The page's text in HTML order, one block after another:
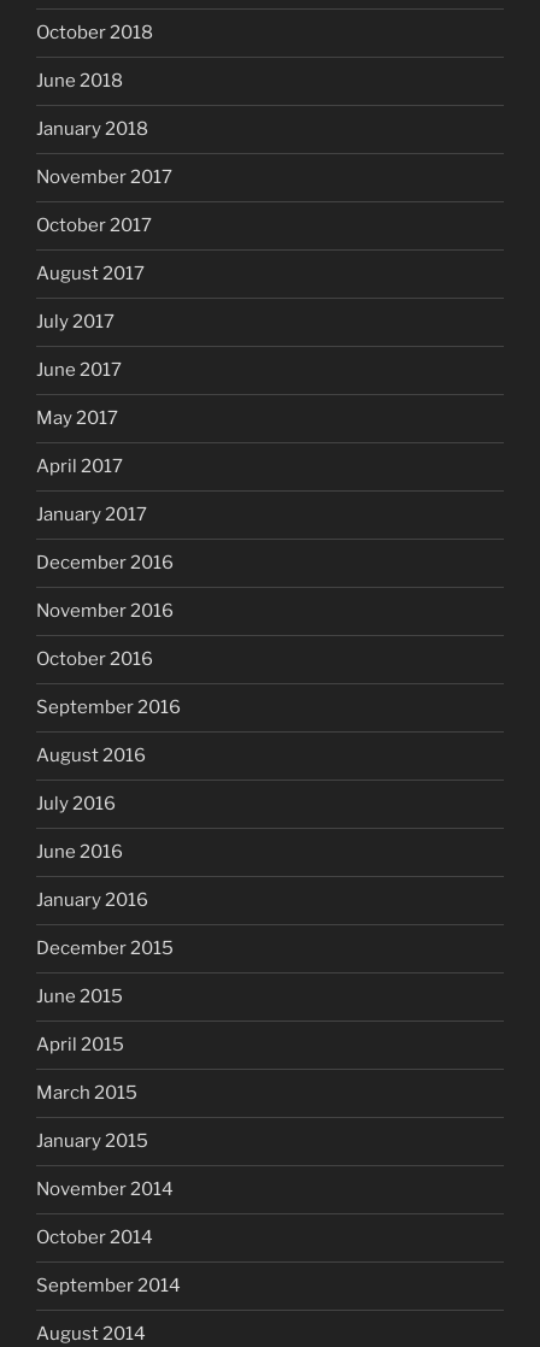
October 2018
June 2018
January 2018
November 2017
October 2017
August 2017
July 2017
June 2017
May 2017
April 2017
January 2017
December 2016
November 2016
October 2016
September 2016
August 2016
July 2016
June 2016
January 2016
December 2015
June 2015
April 2015
March 2015
January 2015
November 2014
October 2014
September 2014
August 2014